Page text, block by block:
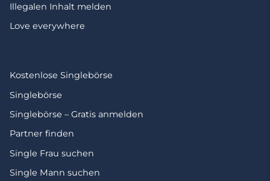
Illegalen Inhalt melden
Love everywhere
Kostenlose Singlebörse
Singlebörse
Singlebörse – Gratis anmelden
Partner finden
Single Frau suchen
Single Mann suchen